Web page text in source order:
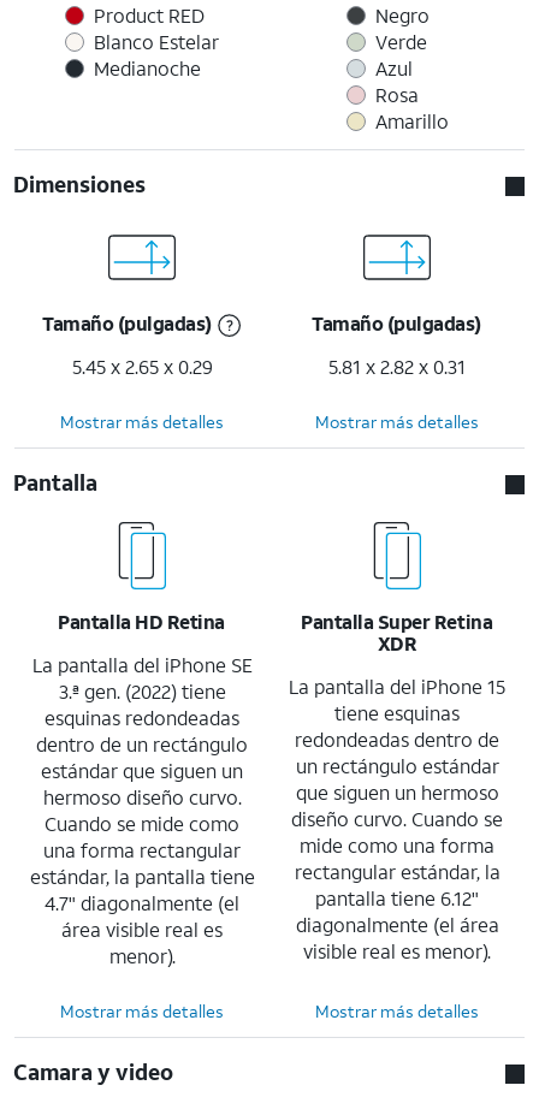
Product RED
Blanco Estelar
Medianoche
Negro
Verde
Azul
Rosa
Amarillo
Dimensiones
Tamaño (pulgadas)
5.45 x 2.65 x 0.29
Tamaño (pulgadas)
5.81 x 2.82 x 0.31
Mostrar más detalles Mostrar más detalles
Pantalla
Pantalla HD Retina
La pantalla del iPhone SE
3.ª gen. (2022) tiene
esquinas redondeadas
dentro de un rectángulo
estándar que siguen un
hermoso diseño curvo.
Cuando se mide como
una forma rectangular
estándar, la pantalla tiene
4.7" diagonalmente (el
área visible real es
menor).
Pantalla Super Retina
XDR
La pantalla del iPhone 15
tiene esquinas
redondeadas dentro de
un rectángulo estándar
que siguen un hermoso
diseño curvo. Cuando se
mide como una forma
rectangular estándar, la
pantalla tiene 6.12"
diagonalmente (el área
visible real es menor).
Mostrar más detalles Mostrar más detalles
Camara y video